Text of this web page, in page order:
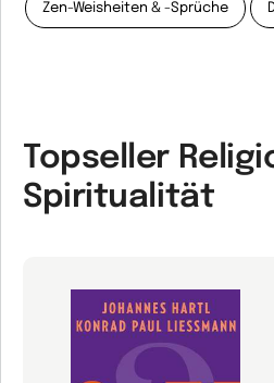
Zen-Weisheiten & -Sprüche
Topseller
Spiritualität